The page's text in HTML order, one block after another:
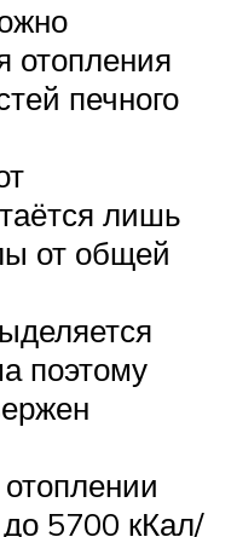
отопления
печного
лишь
от общей
поэтому
5700 кКал/